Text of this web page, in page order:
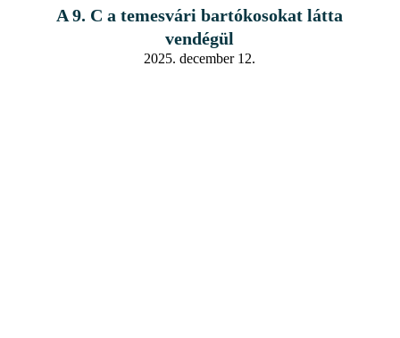
A 9. C a temesvári bartókosokat látta
vendégül
2025. december 12.